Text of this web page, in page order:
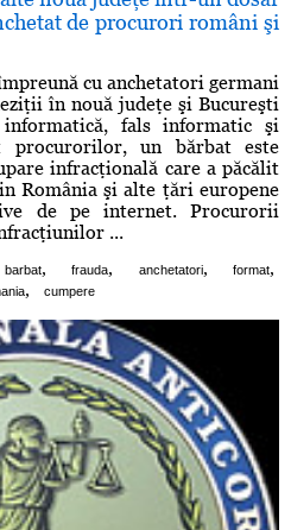
de procurori români şi
cu anchetatori germani
în nouă judeţe şi Bucureşti
fals informatic şi
procurorilor, un bărbat este
infracţională care a păcălit
România şi alte ţări europene
de pe internet. Procurorii
...
barbat, frauda, anchetatori, format,
, cumpere